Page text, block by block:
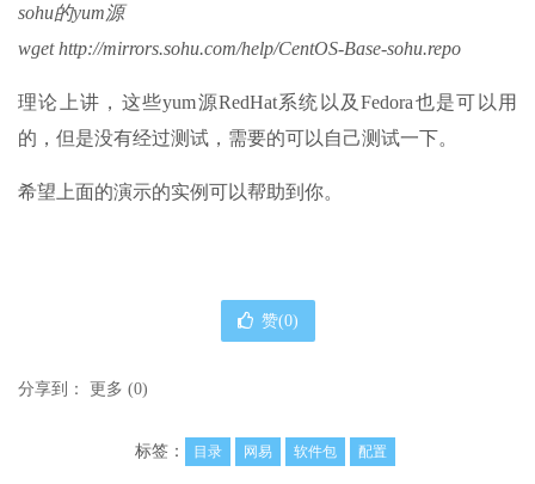
sohu的yum源
wget http://mirrors.sohu.com/help/CentOS-Base-sohu.repo
理论上讲，这些yum源RedHat系统以及Fedora也是可以用
的，但是没有经过测试，需要的可以自己测试一下。
希望上面的演示的实例可以帮助到你。
赞(0)
分享到： 更多 (0)
标签： 目录 网易 软件包 配置